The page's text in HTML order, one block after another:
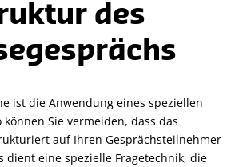
des
ist die Anwendung eines speziellen
Sie vermeiden, dass das
auf Ihren Gesprächsteilnehmer
dient eine spezielle Fragetechnik, die